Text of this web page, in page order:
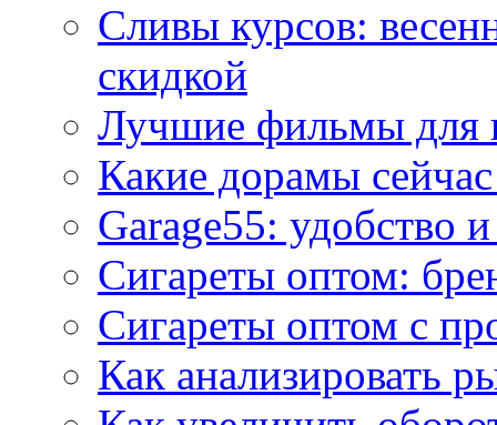
Сливы курсов:
скидкой
Лучшие фильмы для
Какие дорамы
Garage55: удобство
Сигареты оптом:
Сигареты оптом с
Как анализировать